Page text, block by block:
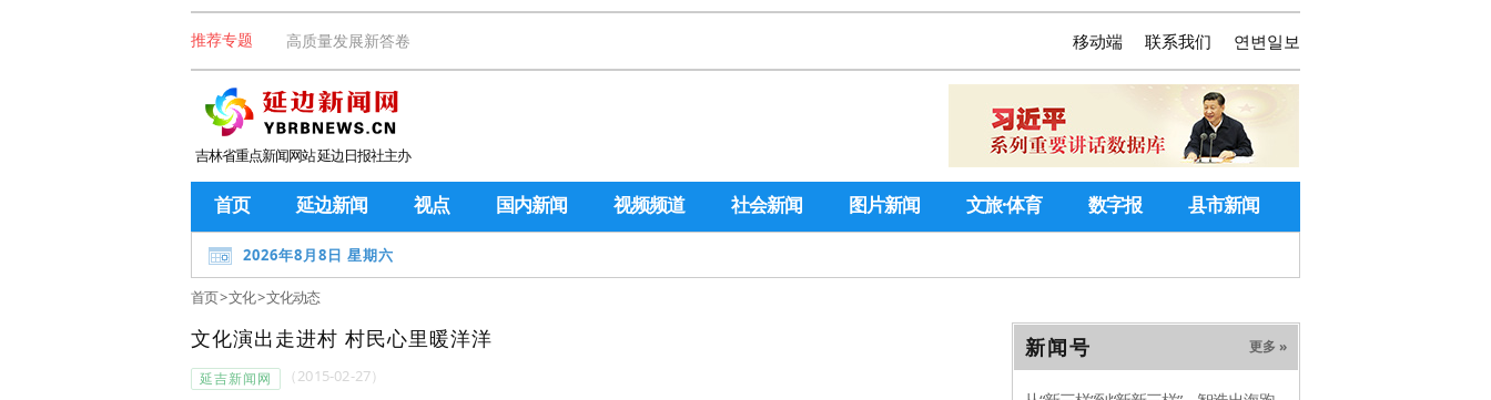
推荐专题 高质量发展新答卷 연변일보
联系我们
移动端
吉林省重点新闻网站 延边日报社主办
首页 延边新闻 视点 国内新闻 视频频道 社会新闻 图片新闻 文旅·体育 数字报 县市新闻
2026年8月8日 星期六
首页>文化>文化动态
文化演出走进村 村民心里暖洋洋
延吉新闻网 （2015-02-27）
新闻号 更多 »